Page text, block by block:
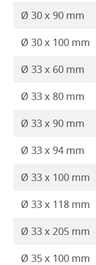
Ø 30 x 90 mm
Ø 30 x 100 mm
Ø 33 x 60 mm
Ø 33 x 80 mm
Ø 33 x 90 mm
Ø 33 x 94 mm
Ø 33 x 100 mm
Ø 33 x 118 mm
Ø 33 x 205 mm
Ø 35 x 100 mm